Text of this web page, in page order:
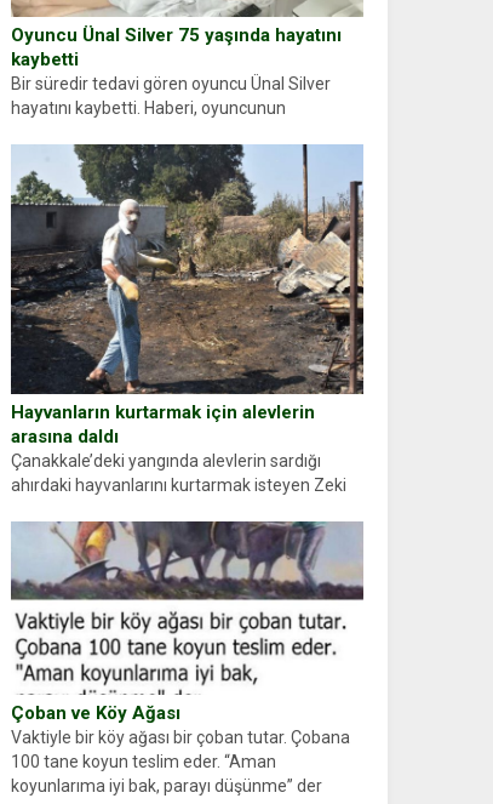
Oyuncu Ünal Silver 75 yaşında hayatını
kaybetti
Bir süredir tedavi gören oyuncu Ünal Silver
hayatını kaybetti. Haberi, oyuncunun
sosyal medya hesabında “Usta Oyuncumuz ve
çok değerli dostumuz...
Hayvanların kurtarmak için alevlerin
arasına daldı
Çanakkale’deki yangında alevlerin sardığı
ahırdaki hayvanlarını kurtarmak isteyen Zeki
ellerinde yanıklar oluşan Demir, kâbus dolu
anları anlattı… Merkeze bağlı...
Çoban ve Köy Ağası
Vaktiyle bir köy ağası bir çoban tutar. Çobana
100 tane koyun teslim eder. “Aman
koyunlarıma iyi bak, parayı düşünme” der